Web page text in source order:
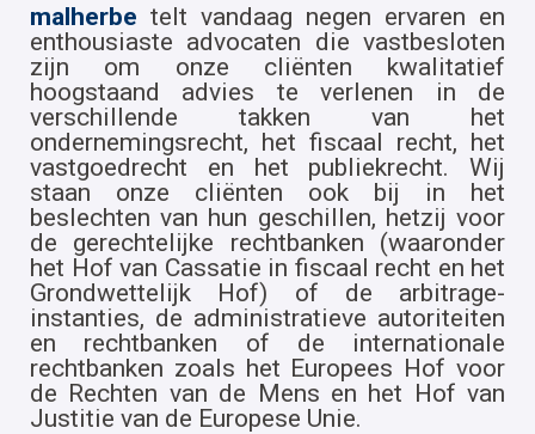
malherbe telt vandaag negen ervaren en
enthousiaste advocaten die vastbesloten
zijn om onze cliënten kwalitatief
hoogstaand advies te verlenen in de
verschillende takken van het
ondernemingsrecht, het fiscaal recht, het
vastgoedrecht en het publiekrecht. Wij
staan onze cliënten ook bij in het
beslechten van hun geschillen, hetzij voor
de gerechtelijke rechtbanken (waaronder
het Hof van Cassatie in fiscaal recht en het
Grondwettelijk Hof) of de arbitrage-
instanties, de administratieve autoriteiten
en rechtbanken of de internationale
rechtbanken zoals het Europees Hof voor
de Rechten van de Mens en het Hof van
Justitie van de Europese Unie.